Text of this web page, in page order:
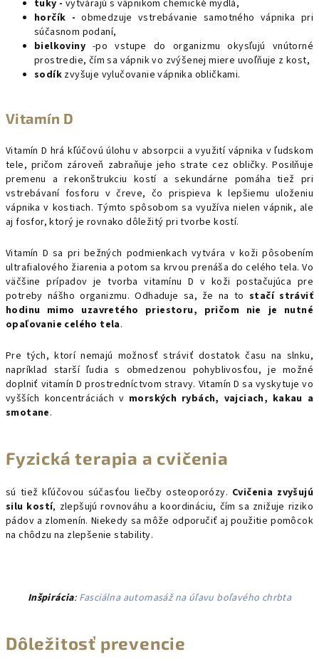
tuky - vytvárajú s vápnikom chemické mydlá,
horčík -obmedzuje vstrebávanie samotného vápnika pri
súčasnom podaní,
bielkoviny -po vstupe do organizmu okysľujú vnútorné
prostredie, čím sa vápnik vo zvýšenej miere uvoľňuje z kost,
sodík zvyšuje vylučovanie vápnika obličkami.
Vitamín D
Vitamín D hrá kľúčovú úlohu v absorpcii a využití vápnika v ľudskom
tele, pričom zároveň zabraňuje jeho strate cez obličky. Posilňuje
premenu a rekonštrukciu kostí a sekundárne pomáha tiež pri
vstrebávaní fosforu v čreve, čo prispieva k lepšiemu uloženiu
vápnika v kostiach. Týmto spôsobom sa využíva nielen vápnik, ale
aj fosfor, ktorý je rovnako dôležitý pri tvorbe kostí.
Vitamín D sa pri bežných podmienkach vytvára v koži pôsobením
ultrafialového žiarenia a potom sa krvou prenáša do celého tela. Vo
väčšine prípadov je tvorba vitamínu D v koži postačujúca pre
potreby nášho organizmu. Odhaduje sa, že na to stačí stráviť
hodinu mimo uzavretého priestoru, pričom nie je nutné
opaľovanie celého tela.
Pre tých, ktorí nemajú možnosť stráviť dostatok času na slnku,
napríklad starší ľudia s obmedzenou pohyblivosťou, je možné
doplniť vitamín D prostredníctvom stravy. Vitamín D sa vyskytuje vo
vyšších koncentráciách v morských rybách, vajciach, kakau a
smotane.
Fyzická terapia a cvičenia
sú tiež kľúčovou súčasťou liečby osteoporózy. Cvičenia zvyšujú
silu kostí, zlepšujú rovnováhu a koordináciu, čím sa znižuje riziko
pádov a zlomenín. Niekedy sa môže odporučiť aj použitie pomôcok
na chôdzu na zlepšenie stability.
Inšpirácia: Fasciálna automasáž na úľavu boľavého chrbta
Dôležitosť prevencie